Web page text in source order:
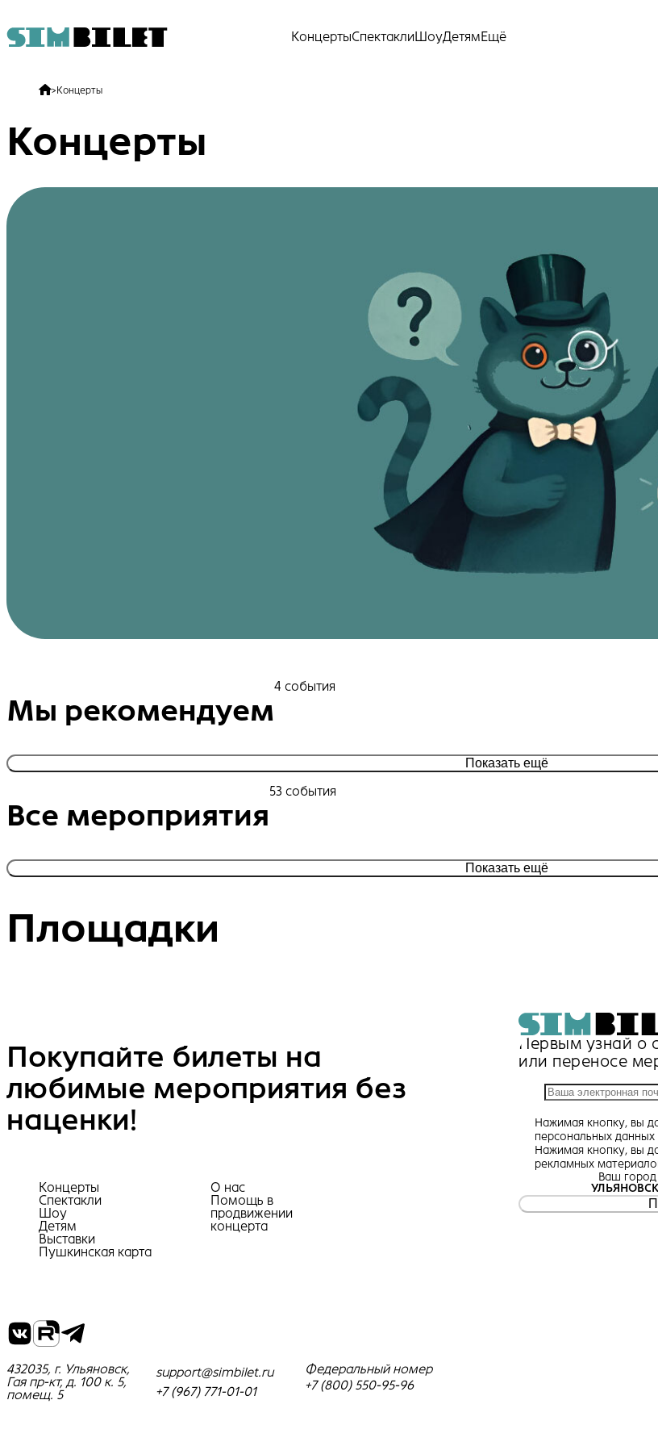
КонцертыСпектакли ШоуДетямЕщё
> Концерты
Концерты
Мы рекомендуем
4 события
Показать ещё
Все мероприятия
53 события
Показать ещё
Площадки
Покупайте билеты на
любимые мероприятия без
наценки!
Концерты
Спектакли
Шоу
Детям
Выставки
Пушкинская карта
О нас
Помощь в
продвижении
концерта
432035, г. Ульяновск,
Гая пр-кт, д. 100 к. 5,
помещ. 5
support@simbilet.ru
+7 (967) 771-01-01
Федеральный номер
+7 (800) 550-95-96
Первым узнай о
или переносе
Нажимая кнопку, вы
персональных данных
Нажимая кнопку, вы
рекламных
Ваш город